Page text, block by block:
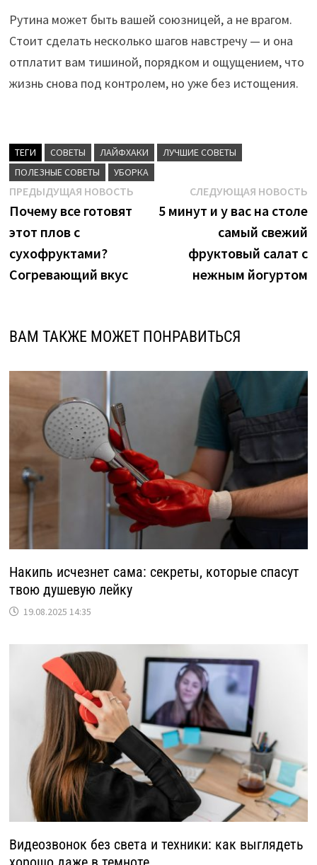
Рутина может быть вашей союзницей, а не врагом.
Стоит сделать несколько шагов навстречу — и она
отплатит вам тишиной, порядком и ощущением, что
жизнь снова под контролем, но уже без истощения.
ТЕГИ CОВЕТЫ ЛАЙФХАКИ
ЛУЧШИЕ СОВЕТЫ
ПОЛЕЗНЫЕ СОВЕТЫ
УБОРКА
Навигация
по
записям
ПРЕДЫДУЩАЯ НОВОСТЬПредыдущая
новость:
Почему все готовят
этот плов с
сухофруктами?
Согревающий вкус
СЛЕДУЮЩАЯ НОВОСТЬ
5 минут и у вас на столе
самый свежий
фруктовый салат с
нежным йогуртом
ВАМ ТАКЖЕ МОЖЕТ ПОНРАВИТЬСЯ
Накипь исчезнет сама: секреты, которые спасут
твою душевую лейку
19.08.2025 14:35
Видеозвонок без света и техники: как выглядеть